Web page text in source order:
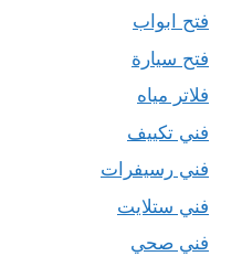
فتح ابواب
فتح سيارة
فلاتر مياه
فني تكييف
فني رسيفرات
فني ستلايت
فني صحي